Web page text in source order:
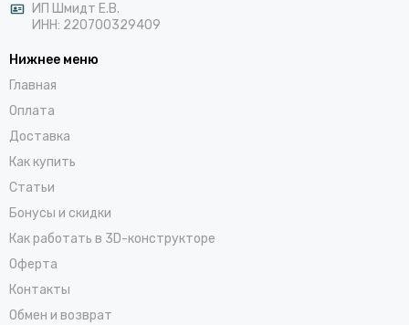
ИП Шмидт Е.В.
ИНН: 220700329409
Нижнее меню
Главная
Оплата
Доставка
Как купить
Статьи
Бонусы и скидки
Как работать в 3D-конструкторе
Оферта
Контакты
Обмен и возврат